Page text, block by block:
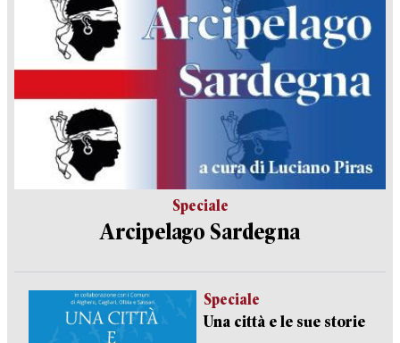
Speciale
Arcipelago Sardegna
Speciale
Una città e le sue storie